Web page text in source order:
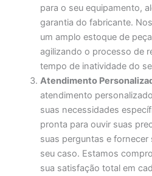
para o seu equipamento,
garantia do fabricante.
um amplo estoque de
agilizando o processo de
tempo de inatividade do
Atendimento
atendimento
suas necessidades
pronta para ouvir suas
suas perguntas e
seu caso. Estamos
sua satisfação total em